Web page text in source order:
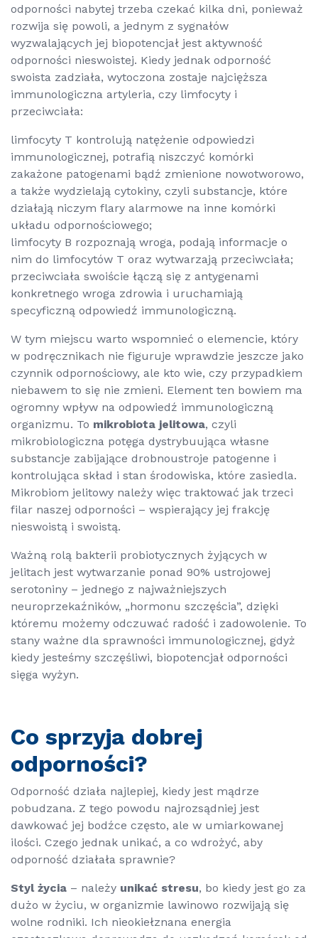
odporności nabytej trzeba czekać kilka dni, ponieważ
rozwija się powoli, a jednym z sygnałów
wyzwalających jej biopotencjał jest aktywność
odporności nieswoistej. Kiedy jednak odporność
swoista zadziała, wytoczona zostaje najcięższa
immunologiczna artyleria, czy limfocyty i
przeciwciała:
limfocyty T kontrolują natężenie odpowiedzi
immunologicznej, potrafią niszczyć komórki
zakażone patogenami bądź zmienione nowotworowo,
a także wydzielają cytokiny, czyli substancje, które
działają niczym flary alarmowe na inne komórki
układu odpornościowego;
limfocyty B rozpoznają wroga, podają informacje o
nim do limfocytów T oraz wytwarzają przeciwciała;
przeciwciała swoiście łączą się z antygenami
konkretnego wroga zdrowia i uruchamiają
specyficzną odpowiedź immunologiczną.
W tym miejscu warto wspomnieć o elemencie, który
w podręcznikach nie figuruje wprawdzie jeszcze jako
czynnik odpornościowy, ale kto wie, czy przypadkiem
niebawem to się nie zmieni. Element ten bowiem ma
ogromny wpływ na odpowiedź immunologiczną
organizmu. To mikrobiota jelitowa, czyli
mikrobiologiczna potęga dystrybuująca własne
substancje zabijające drobnoustroje patogenne i
kontrolująca skład i stan środowiska, które zasiedla.
Mikrobiom jelitowy należy więc traktować jak trzeci
filar naszej odporności – wspierający jej frakcję
nieswoistą i swoistą.
Ważną rolą bakterii probiotycznych żyjących w
jelitach jest wytwarzanie ponad 90% ustrojowej
serotoniny – jednego z najważniejszych
neuroprzekaźników, „hormonu szczęścia”, dzięki
któremu możemy odczuwać radość i zadowolenie. To
stany ważne dla sprawności immunologicznej, gdyż
kiedy jesteśmy szczęśliwi, biopotencjał odporności
sięga wyżyn.
Co sprzyja dobrej
odporności?
Odporność działa najlepiej, kiedy jest mądrze
pobudzana. Z tego powodu najrozsądniej jest
dawkować jej bodźce często, ale w umiarkowanej
ilości. Czego jednak unikać, a co wdrożyć, aby
odporność działała sprawnie?
Styl życia – należy unikać stresu, bo kiedy jest go za
dużo w życiu, w organizmie lawinowo rozwijają się
wolne rodniki. Ich nieokiełznana energia